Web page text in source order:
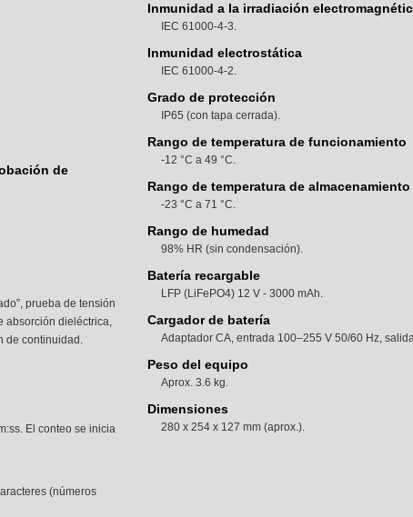
de
prueba de tensión
absorción dieléctrica,
de continuidad.
El conteo se inicia
(números
Inmunidad a la irradiación
IEC 61000-4-3.
Inmunidad electrostática
IEC 61000-4-2.
Grado de protección
IP65 (con tapa cerrada).
Rango de temperatura de funcionamiento
-12 °C a 49 °C.
Rango de temperatura de almacenamiento
-23 °C a 71 °C.
Rango de humedad
98% HR (sin condensación).
Batería recargable
LFP (LiFePO4) 12 V - 3000 mAh.
Cargador de batería
Adaptador CA, entrada 100–255 V 50/60 Hz,
Peso del equipo
Aprox. 3.6 kg.
Dimensiones
280 x 254 x 127 mm (aprox.).